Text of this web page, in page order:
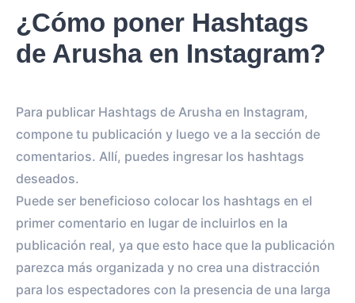
¿Cómo poner Hashtags
de Arusha en Instagram?
Para publicar Hashtags de Arusha en Instagram,
compone tu publicación y luego ve a la sección de
comentarios. Allí, puedes ingresar los hashtags
deseados.
Puede ser beneficioso colocar los hashtags en el
primer comentario en lugar de incluirlos en la
publicación real, ya que esto hace que la publicación
parezca más organizada y no crea una distracción
para los espectadores con la presencia de una larga